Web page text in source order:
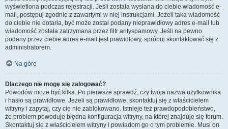
wyświetlona podczas rejestracji. Jeśli została wysłana do ciebie wiadomość e-
mail, postępuj zgodnie z zawartymi w niej instrukcjami. Jeżeli taka wiadomość
do ciebie nie dotarła, być może został podany nieprawidłowy adres e-mail lub
wiadomość została zatrzymana przez filtr antyspamowy. Jeśli na pewno
podany przez ciebie adres e-mail jest prawidłowy, spróbuj skontaktować się z
administratorem.
Na górę
Dlaczego nie mogę się zalogować?
Powodów może być kilka. Po pierwsze sprawdź, czy twoja nazwa użytkownika
i hasło są prawidłowe. Jeżeli są prawidłowe, skontaktuj się z właścicielem
witryny i zapytaj, czy cię nie zablokowano. Istnieje też prawdopodobieństwo,
że problem powoduje błędna konfiguracja witryny, na której znajduje się forum.
Skontaktuj się z właścicielem witryny i powiadom go o tym problemie. Musi on